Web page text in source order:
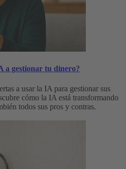
a gestionar tu dinero?
a usar la IA para gestionar sus
cómo la IA está transformando
todos sus pros y contras.